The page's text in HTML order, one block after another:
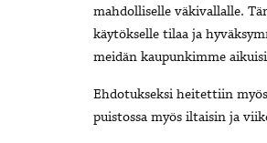
mahdolliselle väkivallalle.
käytökselle tilaa ja
meidän kaupunkimme
Ehdotukseksi heitettiin
puistossa myös iltaisin ja